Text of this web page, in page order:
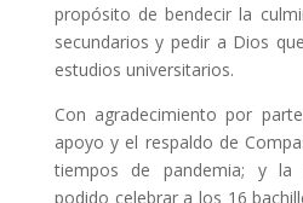
propósito de bendecir la
secundarios y pedir a Dios
estudios universitarios.
Con agradecimiento por
apoyo y el respaldo de
tiempos de pandemia; y la
podido celebrar a los 16